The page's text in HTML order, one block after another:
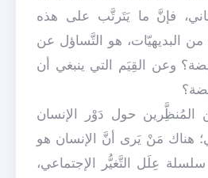
فإنَّ ما يَتَرتَّب على هذه
البديهيّات، هو التَّساؤل عن
وعن القِيَم التي ينبغي أن
المُنظَِّرين حول دَوْر الإنسان
هناك مَنْ يَرى أنَّ الإنسان هو
عِلَل التَّغيُّر الإجتماعي،